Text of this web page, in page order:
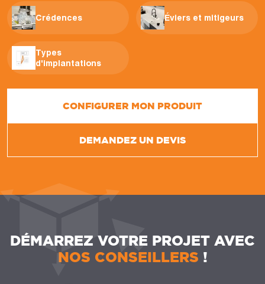
Crédences Éviers et mitigeurs
Types
d'implantations
CONFIGURER MON PRODUIT
DEMANDEZ UN DEVIS
DÉMARREZ VOTRE PROJET AVEC
NOS CONSEILLERS !